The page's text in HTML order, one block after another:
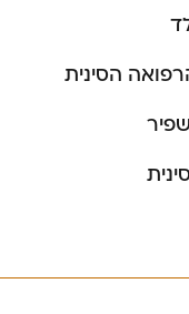
הסינית